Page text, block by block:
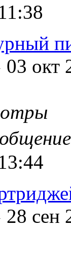
03 окт
28 сен